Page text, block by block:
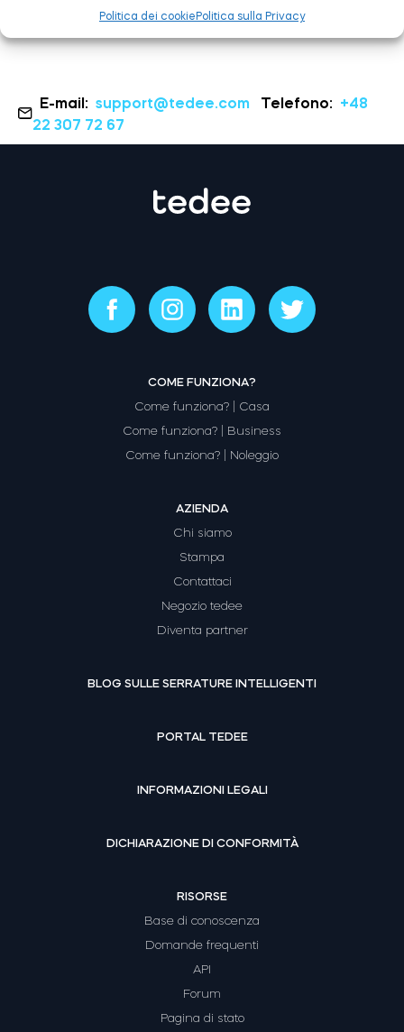
Politica dei cookie Politica sulla Privacy
E-mail:support@tedee.com Telefono: +48
22 307 72 67
COME FUNZIONA?
Come funziona? | Casa
Come funziona? | Business
Come funziona? | Noleggio
AZIENDA
Chi siamo
Stampa
Contattaci
Negozio tedee
Diventa partner
BLOG SULLE SERRATURE INTELLIGENTI
PORTAL TEDEE
INFORMAZIONI LEGALI
DICHIARAZIONE DI CONFORMITÀ
RISORSE
Base di conoscenza
Domande frequenti
API
Forum
Pagina di stato